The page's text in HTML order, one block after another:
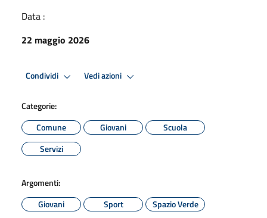
Data :
22 maggio 2026
Condividi Vedi azioni
Categorie:
Comune
Giovani
Scuola
Servizi
Argomenti:
Giovani
Sport
Spazio Verde